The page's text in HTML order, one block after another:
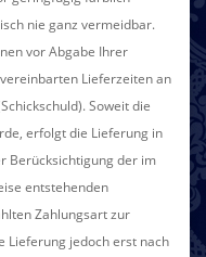
nie ganz vermeidbar.
vor Abgabe Ihrer
Lieferzeiten an
Soweit die
erfolgt die Lieferung in
Berücksichtigung der im
entstehenden
Zahlungsart zur
Lieferung jedoch erst nach